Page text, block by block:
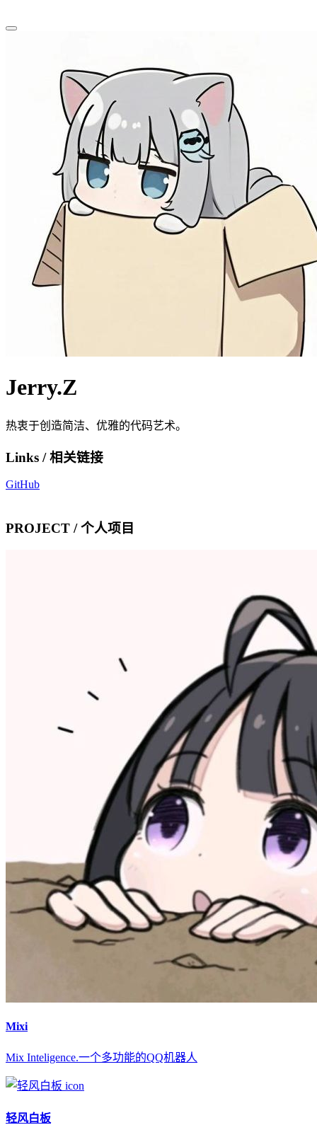
Jerry.Z
热衷于创造简洁、优雅的代码艺术。
Links / 相关链接
GitHub
PROJECT / 个人项目
Mixi
Mix Inteligence.一个多功能的QQ机器人
轻风白板